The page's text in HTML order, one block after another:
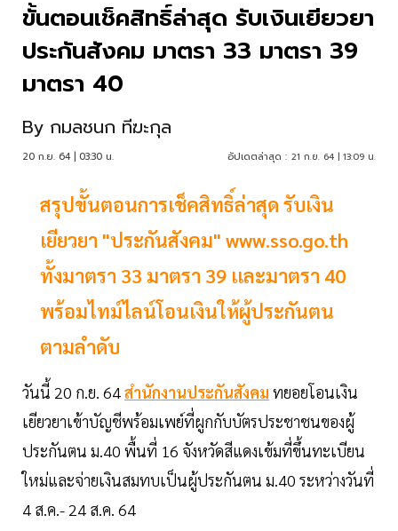
ขั้นตอนเช็คสิทธิ์ล่าสุด รับเงินเยียวยา
ประกันสังคม มาตรา 33 มาตรา 39
มาตรา 40
By กมลชนก ทีฆะกุล
20 ก.ย. 64 | 03:30 น. อัปเดตล่าสุด : 21 ก.ย. 64 | 13:09 น.
สรุปขั้นตอนการเช็คสิทธิ์ล่าสุด รับเงิน
เยียวยา "ประกันสังคม" www.sso.go.th
ทั้งมาตรา 33 มาตรา 39 เเละมาตรา 40
พร้อมไทม์ไลน์โอนเงินให้ผู้ประกันตน
ตามลำดับ
วันนี้ 20 ก.ย. 64สำนักงานประกันสังคม ทยอยโอนเงิน
เยียวยาเข้าบัญชีพร้อมเพย์ที่ผูกกับบัตรประชาชนของผู้
ประกันตน ม.40 พื้นที่ 16 จังหวัดสีแดงเข้มที่ขึ้นทะเบียน
ใหม่และจ่ายเงินสมทบเป็นผู้ประกันตน ม.40 ระหว่างวันที่
4 ส.ค.- 24 ส.ค. 64